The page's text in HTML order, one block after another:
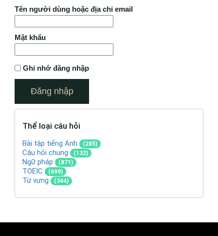
Tên người dùng hoặc địa chỉ email
Mật khẩu
Ghi nhớ đăng nhập
Thể loại câu hỏi
Bài tập tiếng Anh (285)
Câu hỏi chung (132)
Ngữ pháp (871)
TOEIC (699)
Từ vựng (344)